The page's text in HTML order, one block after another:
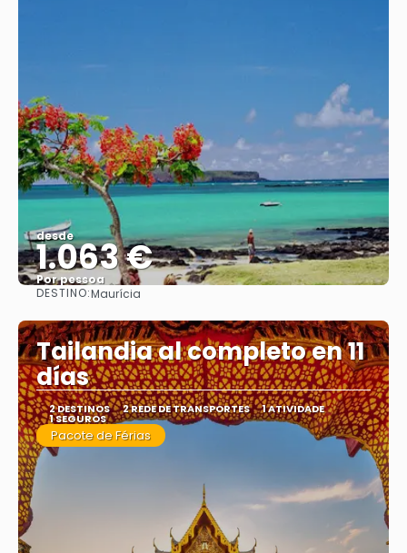
desde
1.063 €
Por pessoa
DESTINO:Maurícia
Tailandia al completo en 11
días
2 DESTINOS 2 REDE DE TRANSPORTES 1 ATIVIDADE
1 SEGUROS
Pacote de Férias